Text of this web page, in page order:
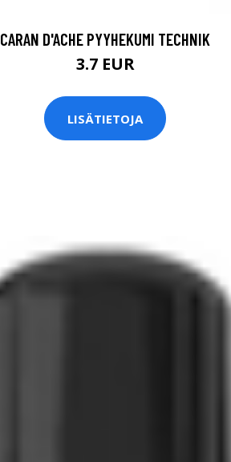
CARAN D'ACHE PYYHEKUMI TECHNIK
3.7 EUR
LISÄTIETOJA